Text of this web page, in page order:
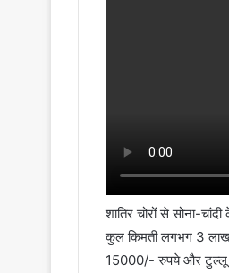
शातिर चोरों से सोना-
कुल किमती लगभग 3
15000/- रुपये और टुल्लू